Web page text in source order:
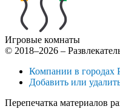
Игровые комнаты
© 2018–2026 –
Компании в городах
Добавить или
Перепечатка материалов